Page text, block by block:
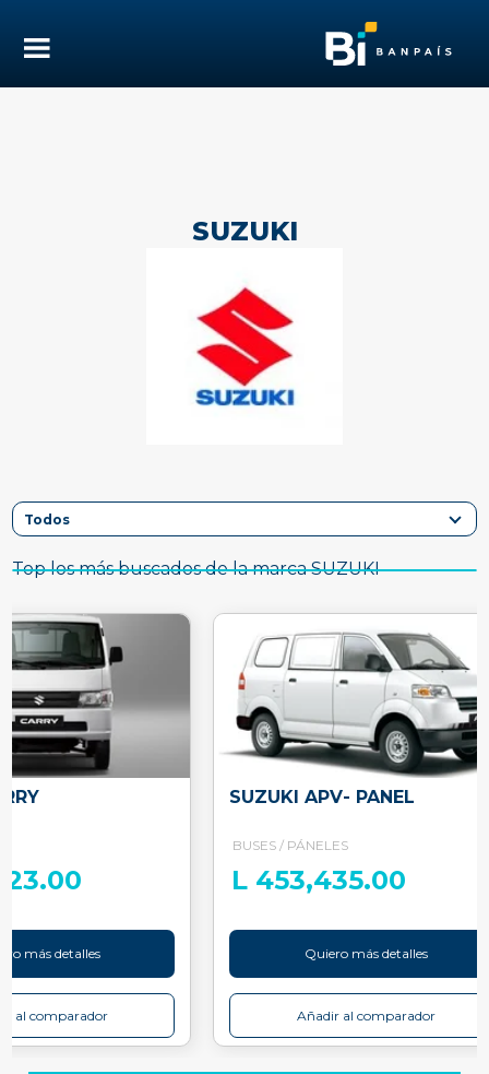
SUZUKI
Top los más buscados de la marca SUZUKI
más detalles
al comparador
SUZUKI APV- PANEL
BUSES / PÁNELES
L 453,435.00
Quiero más detalles
Añadir al comparador